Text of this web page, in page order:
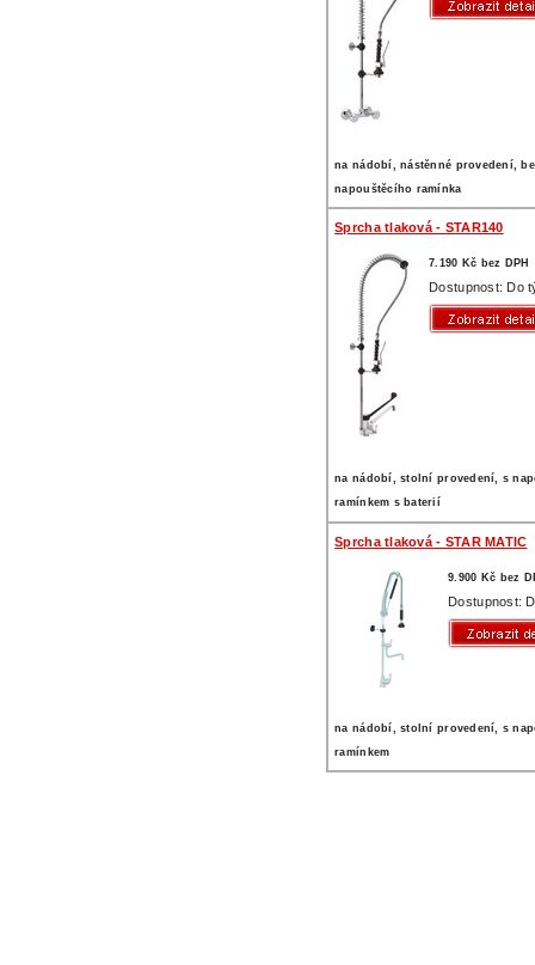
na nádobí, nástěnné provedení,
napouštěcího ramínka
Sprcha tlaková - STAR140
7.190 Kč bez DPH
Dostupnost: Do
na nádobí, stolní provedení, s
ramínkem s baterií
Sprcha tlaková - STAR MATIC
9.900 Kč bez
Dostupnost:
na nádobí, stolní provedení, s
ramínkem